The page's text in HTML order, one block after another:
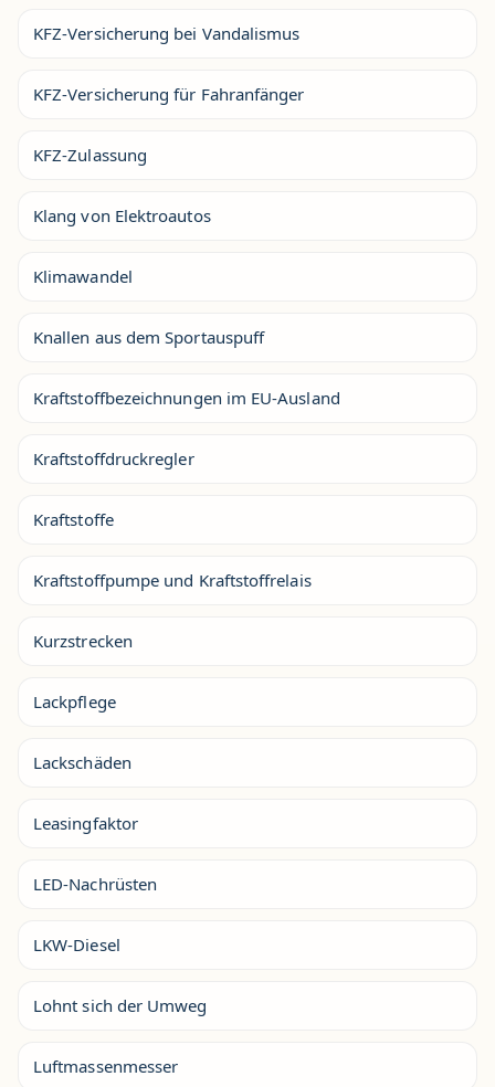
KFZ-Versicherung bei Vandalismus
KFZ-Versicherung für Fahranfänger
KFZ-Zulassung
Klang von Elektroautos
Klimawandel
Knallen aus dem Sportauspuff
Kraftstoffbezeichnungen im EU-Ausland
Kraftstoffdruckregler
Kraftstoffe
Kraftstoffpumpe und Kraftstoffrelais
Kurzstrecken
Lackpflege
Lackschäden
Leasingfaktor
LED-Nachrüsten
LKW-Diesel
Lohnt sich der Umweg
Luftmassenmesser